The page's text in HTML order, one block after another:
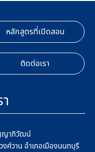
หลักสูตรที่เปิดสอน
ติดต่อเรา
ญาภิวัฒน์
ศ์วาน อำเภอเมืองนนทบุรี